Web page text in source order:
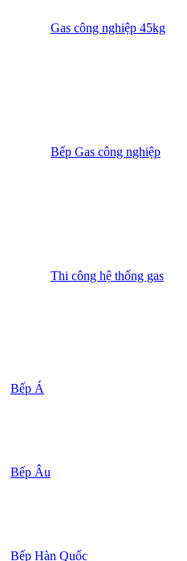
Gas công nghiệp 45kg
Bếp Gas công nghiệp
Thi công hệ thống gas
Bếp Á
Bếp Âu
Bếp Hàn Quốc